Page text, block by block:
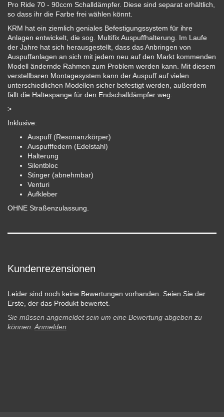
Pro Ride 70 - 90ccm Schalldämpfer. Diese sind separat erhältlich,
so dass ihr die Farbe frei wählen könnt.
KRM hat ein ziemlich geniales Befestigungssystem für ihre
Anlagen entwickelt, die sog. Multifix Auspuffhalterung. Im Laufe
der Jahre hat sich herausgestellt, dass das Anbringen von
Auspuffanlagen an sich mit jedem neu auf den Markt kommenden
Modell ändernde Rahmen zum Problem werden kann. Mit diesem
verstellbaren Montagesystem kann der Auspuff auf vielen
unterschiedlichen Modellen sicher befestigt werden, außerdem
fällt die Haltespange für den Endschalldämpfer weg.
>
Inklusive:
Auspuff (Resonanzkörper)
Auspufffedern (Edelstahl)
Halterung
Silentbloc
Stinger (abnehmbar)
Venturi
Aufkleber
OHNE Straßenzulassung.
Kundenrezensionen
Leider sind noch keine Bewertungen vorhanden. Seien Sie der
Erste, der das Produkt bewertet.
Sie müssen angemeldet sein um eine Bewertung abgeben zu
können. Anmelden